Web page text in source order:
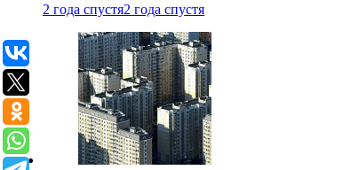
2 года спустя2 года спустя